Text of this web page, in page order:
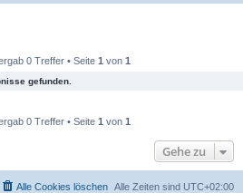
0 Treffer • Seite 1 von 1
gefunden.
0 Treffer • Seite 1 von 1
Gehe zu
Alle Zeiten sind UTC+02:00
Alle Cookies löschen